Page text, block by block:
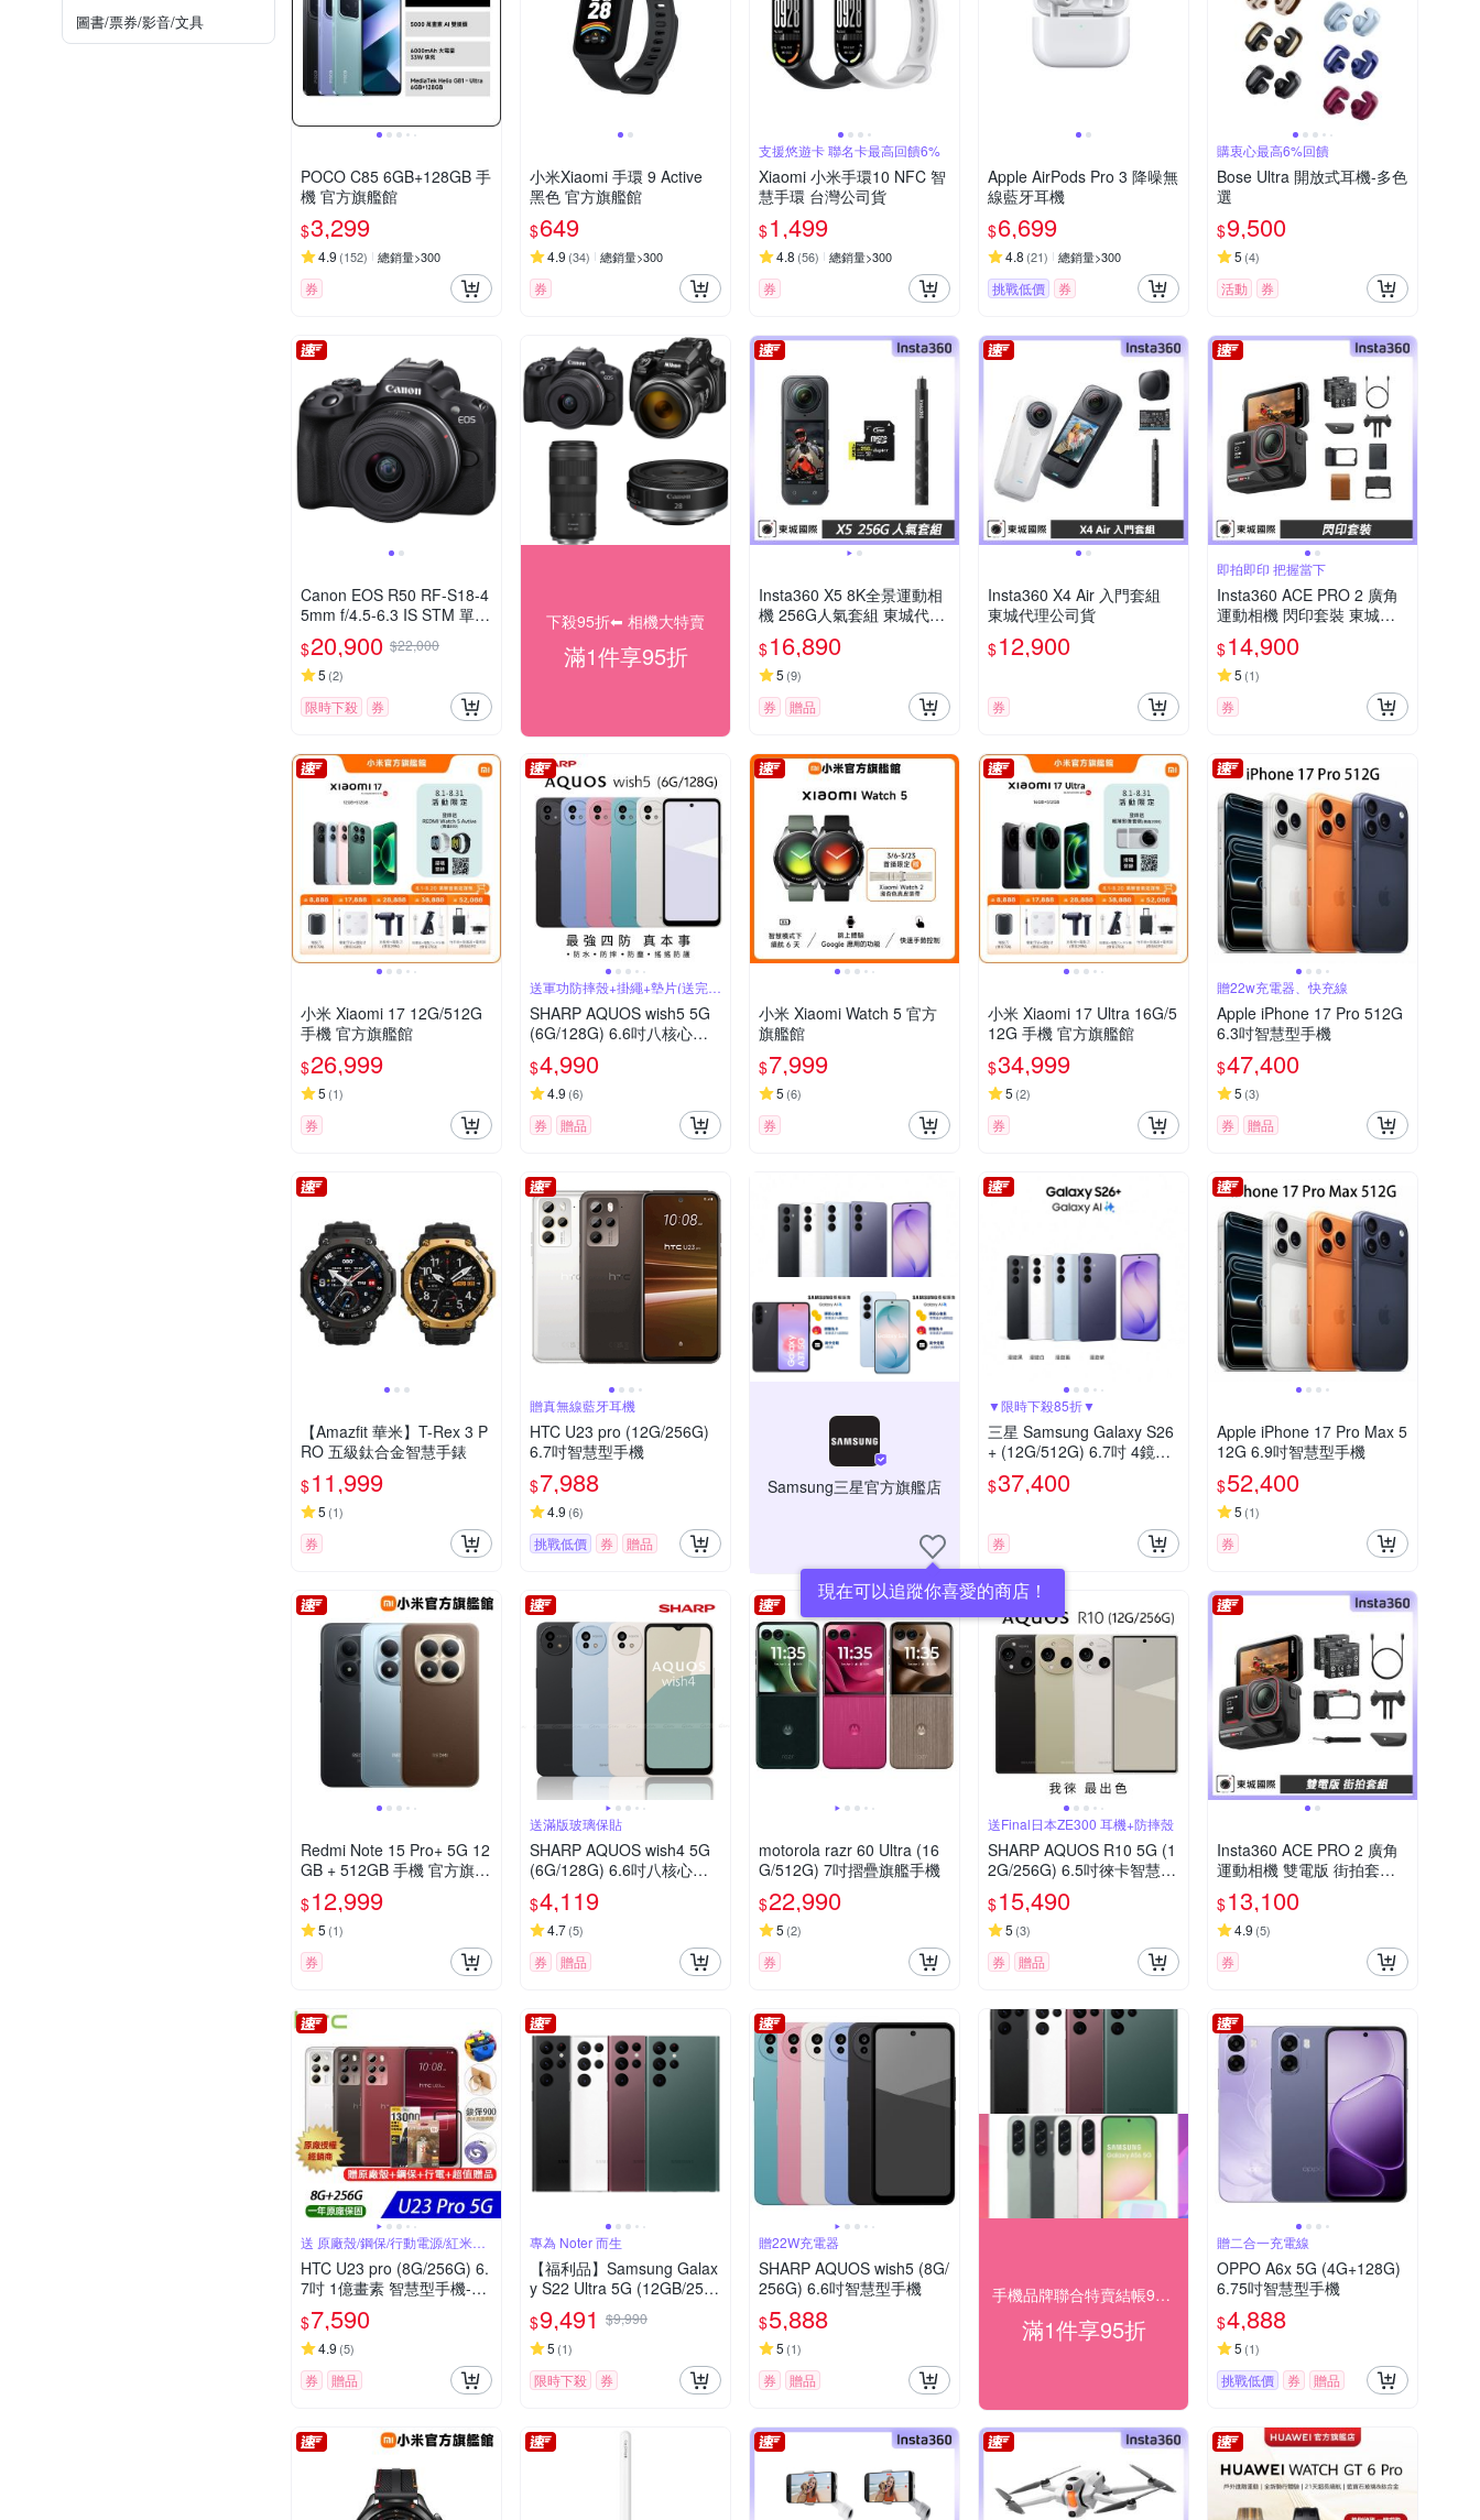
圖書/票券/影音/文具
POCO C85 6GB+128GB 手
機 官方旗艦館
$3,299
4.9 (152) 總銷量>300
券
小米Xiaomi 手環 9 Active
黑色 官方旗艦館
$649
4.9 (34) 總銷量>300
券
支援悠遊卡 聯名卡最高回饋6%
Xiaomi 小米手環10 NFC 智
慧手環 台灣公司貨
$1,499
4.8 (56) 總銷量>300
券
Apple AirPods Pro 3 降噪無
線藍牙耳機
$6,699
4.8 (21) 總銷量>300
挑戰低價 券
購衷心最高6%回饋
Bose Ultra 開放式耳機-多色
選
$9,500
5 (4)
活動 券
Canon EOS R50 RF-S18-4
5mm f/4.5-6.3 IS STM 單鏡
組 公司貨
$20,900 $22,000
5 (2)
限時下殺 券
下殺95折⬅︎ 相機大特賣
滿1件享95折
Insta360 X5 8K全景運動相
機 256G人氣套組 東城代理
公司貨
$16,890
5 (9)
券 贈品
Insta360 X4 Air 入門套組
東城代理公司貨
$12,900
券
即拍即印 把握當下
Insta360 ACE PRO 2 廣角
運動相機 閃印套裝 東城代
理公司貨
$14,900
5 (1)
券
小米 Xiaomi 17 12G/512G
手機 官方旗艦館
$26,999
5 (1)
券
送軍功防摔殼+掛繩+墊片(送完為
止)
SHARP AQUOS wish5 5G
(6G/128G) 6.6吋八核心智
慧型手機
$4,990
4.9 (6)
券 贈品
小米 Xiaomi Watch 5 官方
旗艦館
$7,999
5 (6)
券
小米 Xiaomi 17 Ultra 16G/5
12G 手機 官方旗艦館
$34,999
5 (2)
券
贈22w充電器、快充線
Apple iPhone 17 Pro 512G
6.3吋智慧型手機
$47,400
5 (3)
券 贈品
【Amazfit 華米】T-Rex 3 P
RO 五級鈦合金智慧手錶
$11,999
5 (1)
券
贈真無線藍牙耳機
HTC U23 pro (12G/256G)
6.7吋智慧型手機
$7,988
4.9 (6)
挑戰低價 券 贈品
Samsung三星官方旗艦店
現在可以追蹤你喜愛的商店！
▼限時下殺85折▼
三星 Samsung Galaxy S26
+ (12G/512G) 6.7吋 4鏡頭
智慧手機
$37,400
券
Apple iPhone 17 Pro Max 5
12G 6.9吋智慧型手機
$52,400
5 (1)
券
Redmi Note 15 Pro+ 5G 12
GB + 512GB 手機 官方旗艦
$12,999
5 (1)
券
送滿版玻璃保貼
SHARP AQUOS wish4 5G
(6G/128G) 6.6吋八核心智
慧型手機
$4,119
4.7(5)
券 贈品
motorola razr 60 Ultra (16
G/512G) 7吋摺疊旗艦手機
$22,990
5 (2)
券
送Final日本ZE300 耳機+防摔殼
SHARP AQUOS R10 5G (1
2G/256G) 6.5吋徠卡智慧型
手機
$15,490
5 (3)
券 贈品
Insta360 ACE PRO 2 廣角
運動相機 雙電版 街拍套組
東城代理公司貨
$13,100
4.9 (5)
券
送 原廠殼/鋼保/行動電源/紅米藍
牙耳機
HTC U23 pro (8G/256G) 6.
7吋 1億畫素 智慧型手機-迷
霧紅
$7,590
4.9 (5)
券 贈品
專為 Noter 而生
【福利品】Samsung Galax
y S22 Ultra 5G (12GB/256
GB)
$9,491 $9,990
5 (1)
限時下殺 券
贈22W充電器
SHARP AQUOS wish5 (8G/
256G) 6.6吋智慧型手機
$5,888
5 (1)
券 贈品
手機品牌聯合特賣結帳95折
滿1件享95折
贈二合一充電線
OPPO A6x 5G (4G+128G)
6.75吋智慧型手機
$4,888
5 (1)
挑戰低價 券 贈品